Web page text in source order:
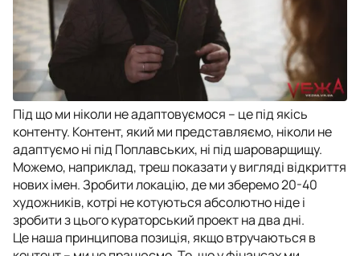
Під що ми ніколи не адаптовуємося – це під якісь
контенту. Контент, який ми представляємо, ніколи не
адаптуємо ні під Поплавських, ні під шароварщищу.
Можемо, наприклад, треш показати у вигляді відкриття
нових імен. Зробити локацію, де ми зберемо 20-40
художників, котрі не котуються абсолютно ніде і
зробити з цього кураторський проект на два дні.
Це наша принципова позиція, якщо втручаються в